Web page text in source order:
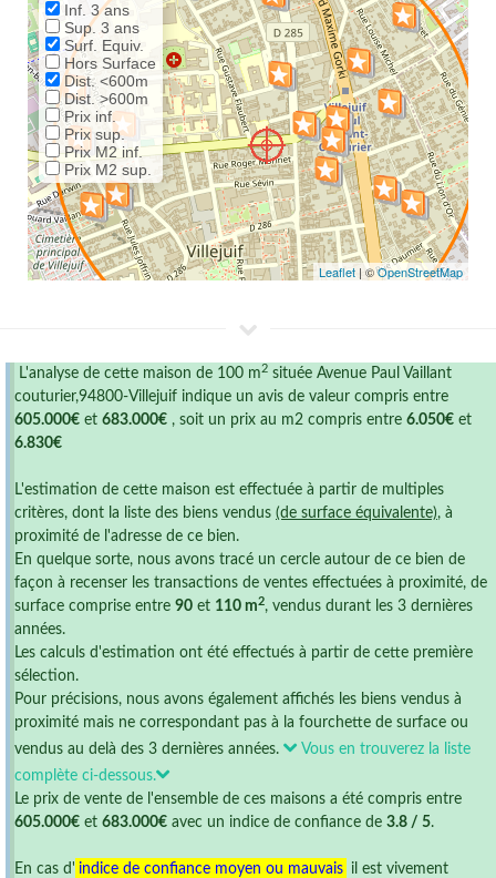
Inf. 3 ans
Sup. 3 ans
Surf. Equiv.
Hors Surface
Dist. <600m
Dist. >600m
Prix inf.
Prix sup.
Prix M2 inf.
Prix M2 sup.
Leaflet | ©OpenStreetMap
L'analyse de cette maison de 100 m 2 située Avenue Paul Vaillant
couturier,94800-Villejuif indique un avis de valeur compris entre
605.000€ et 683.000€ , soit un prix au m2 compris entre 6.050€ et
6.830€
L'estimation de cette maison est effectuée à partir de multiples
critères, dont la liste des biens vendus (de surface équivalente), à
proximité de l'adresse de ce bien.
En quelque sorte, nous avons tracé un cercle autour de ce bien de
façon à recenser les transactions de ventes effectuées à proximité, de
surface comprise entre 90 et 110 m2, vendus durant les 3 dernières
années.
Les calculs d'estimation ont été effectués à partir de cette première
sélection.
Pour précisions, nous avons également affichés les biens vendus à
proximité mais ne correspondant pas à la fourchette de surface ou
vendus au delà des 3 dernières années.
Vous en trouverez la liste
complète ci-dessous.
Le prix de vente de l'ensemble de ces maisons a été compris entre
605.000€ et 683.000€ avec un indice de confiance de 3.8 / 5.
En cas d' indice de confiance moyen ou mauvais il est vivement